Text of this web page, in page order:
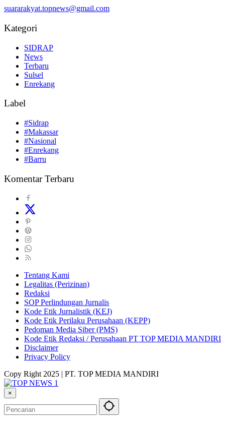
suararakyat.topnews@gmail.com
Kategori
SIDRAP
News
Terbaru
Sulsel
Enrekang
Label
#Sidrap
#Makassar
#Nasional
#Enrekang
#Barru
Komentar Terbaru
Tentang Kami
Legalitas (Perizinan)
Redaksi
SOP Perlindungan Jurnalis
Kode Etik Jurnalistik (KEJ)
Kode Etik Perilaku Perusahaan (KEPP)
Pedoman Media Siber (PMS)
Kode Etik Redaksi / Perusahaan PT TOP MEDIA MANDIRI
Disclaimer
Privacy Policy
Copy Right 2025 | PT. TOP MEDIA MANDIRI
×